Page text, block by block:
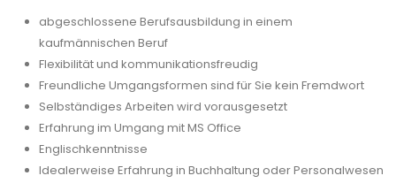
abgeschlossene Berufsausbildung in einem
kaufmännischen Beruf
Flexibilität und kommunikationsfreudig
Freundliche Umgangsformen sind für Sie kein Fremdwort
Selbständiges Arbeiten wird vorausgesetzt
Erfahrung im Umgang mit MS Office
Englischkenntnisse
Idealerweise Erfahrung in Buchhaltung oder Personalwesen